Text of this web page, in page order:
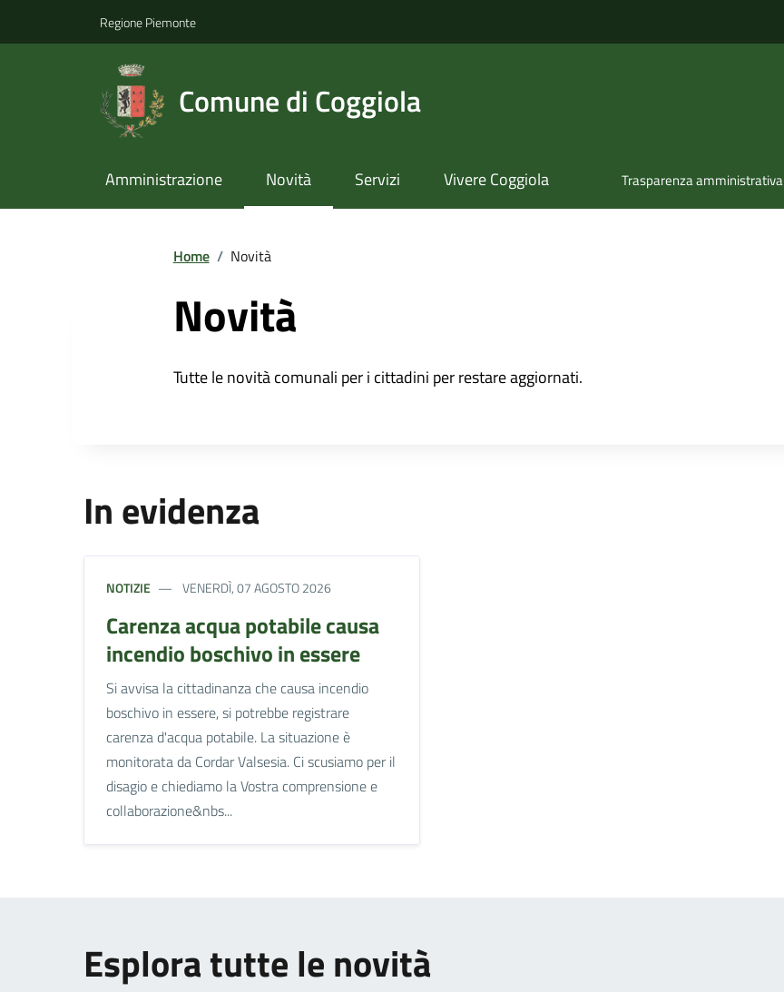
Regione Piemonte
Comune di Coggiola
Amministrazione Novità Servizi Vivere Coggiola Trasparenza amministrativa
Home / Novità
Novità
Tutte le novità comunali per i cittadini per restare aggiornati.
In evidenza
NOTIZIE VENERDÌ, 07 AGOSTO 2026
Carenza acqua potabile causa
incendio boschivo in essere
Si avvisa la cittadinanza che causa incendio
boschivo in essere, si potrebbe registrare
carenza d'acqua potabile. La situazione è
monitorata da Cordar Valsesia. Ci scusiamo per il
disagio e chiediamo la Vostra comprensione e
collaborazione&nbs...
Esplora tutte le novità